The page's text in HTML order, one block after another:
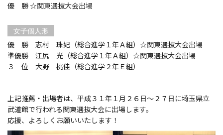
優 勝 ☆関東選抜大会出場
女子個人形
優 勝 志村 珠妃（総合進学１年Ａ組）☆関東選抜大会出場
準優勝 江尻 光（総合進学１年Ａ組）☆関東選抜大会出場
３ 位 大野 桃佳（総合進学２年Ｅ組）
上記推薦・出場者は、平成３１年１月２６日～２７日に埼玉県立
武道館で行われる関東選抜大会に出場します。
応援、よろしくお願いいたします！